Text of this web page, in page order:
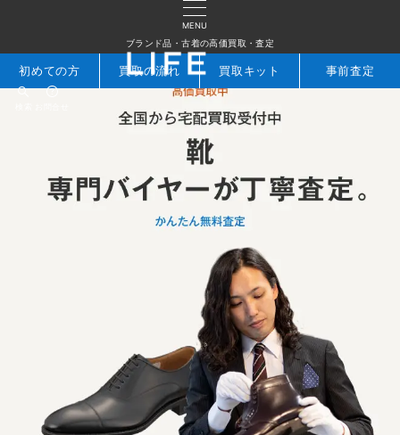
MENU
ブランド品・古着の高価買取・査定
初めての方 買取の流れ 買取キット 事前査定